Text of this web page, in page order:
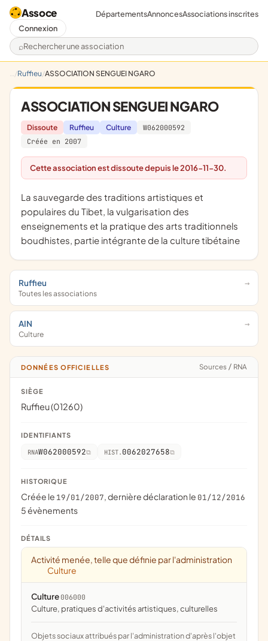
Assoce
Rechercher une association
DépartementsAnnoncesAssociations inscrites
Connexion
Ruffieu ASSOCIATION SENGUEI NGARO
ASSOCIATION SENGUEI NGARO
Dissoute Ruffieu Culture
W062000592
Créée en 2007
Cette association est dissoute depuis le 2016-11-30.
la sauvegarde des traditions artistiques et
populaires du Tibet, la vulgarisation des
enseignements et la pratique des arts traditionnels
boudhistes, partie intégrante de la culture tibétaine
Ruffieu
Toutes les associations
AIN
Culture
DONNÉES OFFICIELLES Sources / RNA
SIÈGE
Ruffieu (01260)
IDENTIFIANTS
RNAW062000592 HIST. 0062027658
HISTORIQUE
Créée le 19/01/2007, dernière déclaration le 01/12/2016
5 évènements
DÉTAILS
Activité menée, telle que définie par l'administration
Culture
Culture 006000
culture, pratiques d'activités artistiques, culturelles
Objets sociaux attribués par l'administration d'après l'objet